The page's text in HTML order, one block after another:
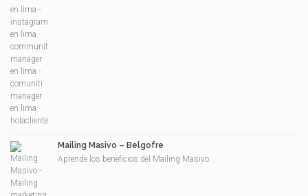
Mailing Masivo – Belgofre
Aprende los beneficios del Mailing Masivo...